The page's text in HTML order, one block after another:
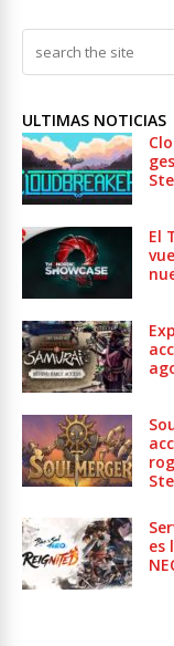
ULTIMAS NOTICIAS
El
es